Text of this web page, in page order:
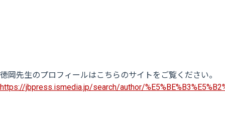
徳岡先生のプロフィールはこちらのサイトをご覧ください。
https://jbpress.ismedia.jp/search/author/